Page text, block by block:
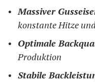
Massiver
konstante Hitze
Optimale
Produktion
Stabile